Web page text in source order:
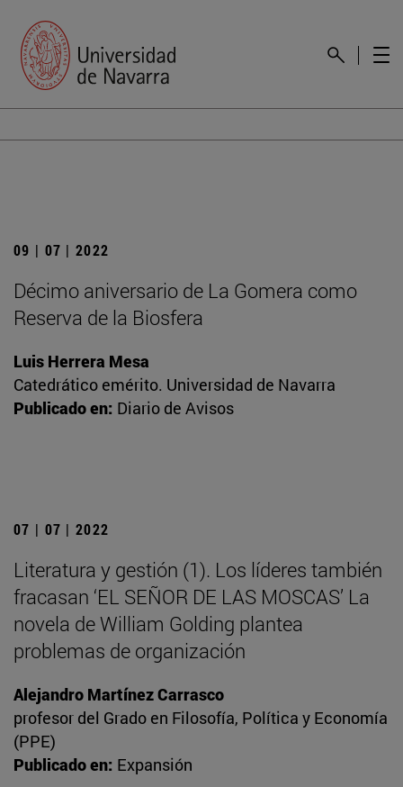
09 | 07 | 2022
Décimo aniversario de La Gomera como
Reserva de la Biosfera
Luis Herrera Mesa
Catedrático emérito. Universidad de Navarra
Publicado en: Diario de Avisos
07 | 07 | 2022
Literatura y gestión (1). Los líderes también
fracasan ‘EL SEÑOR DE LAS MOSCAS’ La
novela de William Golding plantea
problemas de organización
Alejandro Martínez Carrasco
profesor del Grado en Filosofía, Política y Economía
(PPE)
Publicado en: Expansión